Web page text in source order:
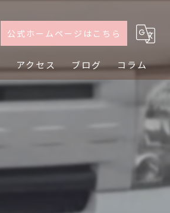
公式ホームページはこちら
アクセス ブログ コラム